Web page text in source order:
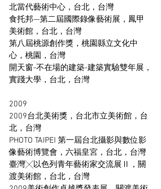
北當代藝術中心，台北，台灣
食托邦—第二屆國際錄像藝術展，鳳甲
美術館，台北，台灣
第八屆桃源創作獎，桃園縣立文化中
心，桃園，台灣
開天窗-不在場的建築-建築實驗雙年展，
實踐大學，台北，台灣
2009
2009台北美術獎，台北市立美術館，台
北，台灣
PHOTO TAIPEI 第一屆台北攝影與數位影
像藝術博覽會，六福皇宮，台北，台灣
臺灣╳以色列青年藝術家交流展Ⅱ，關
渡美術館，台北，台灣